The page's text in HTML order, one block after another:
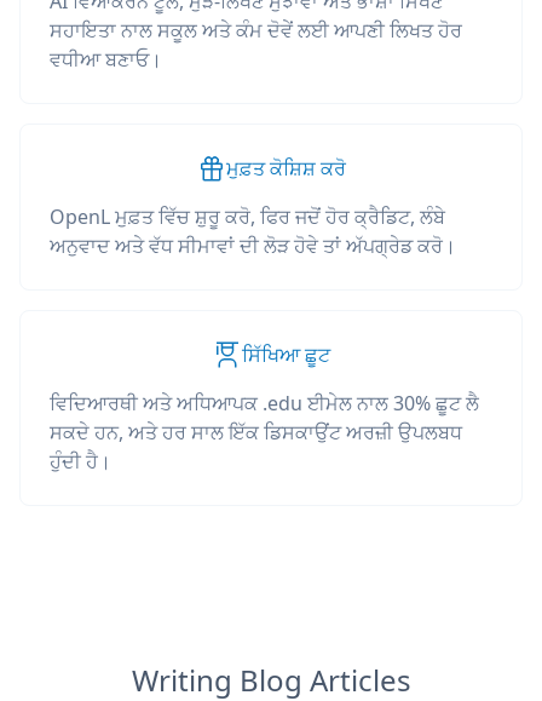
ਸਹਾਇਤਾ ਨਾਲ ਸਕੂਲ ਅਤੇ ਕੰਮ ਦੋਵੇਂ ਲਈ ਆਪਣੀ ਲਿਖਤ ਹੋਰ
ਵਧੀਆ ਬਣਾਓ।
ਮੁਫ਼ਤ ਕੋਸ਼ਿਸ਼ ਕਰੋ
OpenL ਮੁਫ਼ਤ ਵਿੱਚ ਸ਼ੁਰੂ ਕਰੋ, ਫਿਰ ਜਦੋਂ ਹੋਰ ਕ੍ਰੈਡਿਟ, ਲੰਬੇ
ਅਨੁਵਾਦ ਅਤੇ ਵੱਧ ਸੀਮਾਵਾਂ ਦੀ ਲੋੜ ਹੋਵੇ ਤਾਂ ਅੱਪਗ੍ਰੇਡ ਕਰੋ।
ਸਿੱਖਿਆ ਛੂਟ
ਵਿਦਿਆਰਥੀ ਅਤੇ ਅਧਿਆਪਕ .edu ਈਮੇਲ ਨਾਲ 30% ਛੂਟ ਲੈ
ਸਕਦੇ ਹਨ, ਅਤੇ ਹਰ ਸਾਲ ਇੱਕ ਡਿਸਕਾਉਂਟ ਅਰਜ਼ੀ ਉਪਲਬਧ
ਹੁੰਦੀ ਹੈ।
Writing Blog Articles